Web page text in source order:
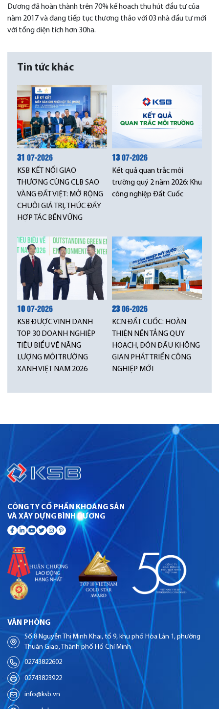
Dương đã hoàn thành trên 70% kế hoạch thu hút đầu tư của
năm 2017 và đang tiếp tục thương thảo với 03 nhà đầu tư mới
với tổng diện tích hơn 30ha.
Tin tức khác
31 07-2026
KSB KẾT NỐI GIAO
THƯƠNG CÙNG CLB SAO
VÀNG ĐẤT VIỆT: MỞ RỘNG
CHUỖI GIÁ TRỊ, THÚC ĐẨY
HỢP TÁC BỀN VỮNG
1307-2026
Kết quả quan trắc môi
trường quý 2 năm 2026: Khu
công nghiệp Đất Cuốc
1007-2026
KSB ĐƯỢC VINH DANH
TOP 30 DOANH NGHIỆP
TIÊU BIỂU VỀ NĂNG
LƯỢNG MÔI TRƯỜNG
XANH VIỆT NAM 2026
2306-2026
KCN ĐẤT CUỐC: HOÀN
THIỆN NỀN TẢNG QUY
HOẠCH, ĐÓN ĐẦU KHÔNG
GIAN PHÁT TRIỂN CÔNG
NGHIỆP MỚI
CÔNG TY CỔ PHẦN KHOÁNG SẢN
VÀ XÂY DỰNG BÌNH DƯƠNG
VĂN PHÒNG
Số 8 Nguyễn Thị Minh Khai, tổ 9, khu phố Hòa Lân 1, phường
Thuận Giao, Thành phố Hồ Chí Minh
02743822602
02743823922
info@ksb.vn